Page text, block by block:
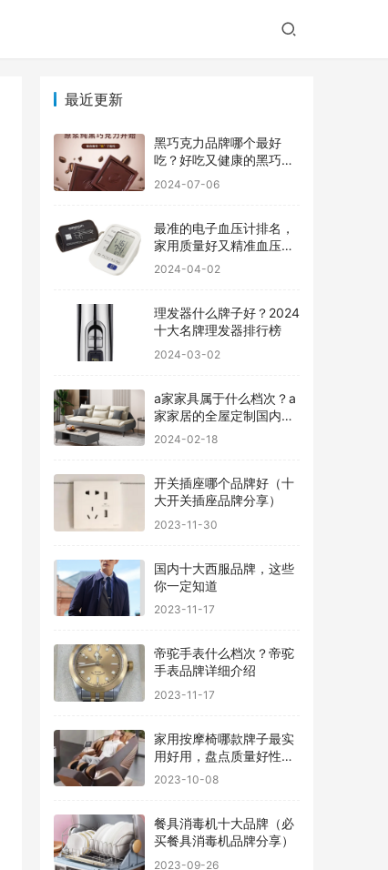
最近更新
黑巧克力品牌哪个最好
吃？好吃又健康的黑巧克
力品牌
2024-07-06
最准的电子血压计排名，
家用质量好又精准血压计
品牌前十
2024-04-02
理发器什么牌子好？2024
十大名牌理发器排行榜
2024-03-02
a家家具属于什么档次？a
家家居的全屋定制国内排
行
2024-02-18
开关插座哪个品牌好（十
大开关插座品牌分享）
2023-11-30
国内十大西服品牌，这些
你一定知道
2023-11-17
帝驼手表什么档次？帝驼
手表品牌详细介绍
2023-11-17
家用按摩椅哪款牌子最实
用好用，盘点质量好性价
比高的品牌
2023-10-08
餐具消毒机十大品牌（必
买餐具消毒机品牌分享）
2023-09-26